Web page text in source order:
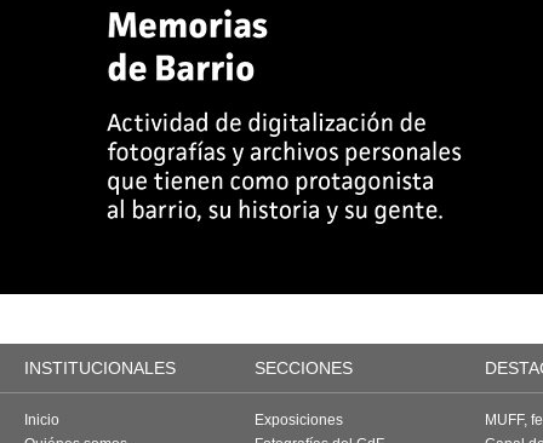
INSTITUCIONALES SECCIONES
Inicio
Exposiciones
MUFF,